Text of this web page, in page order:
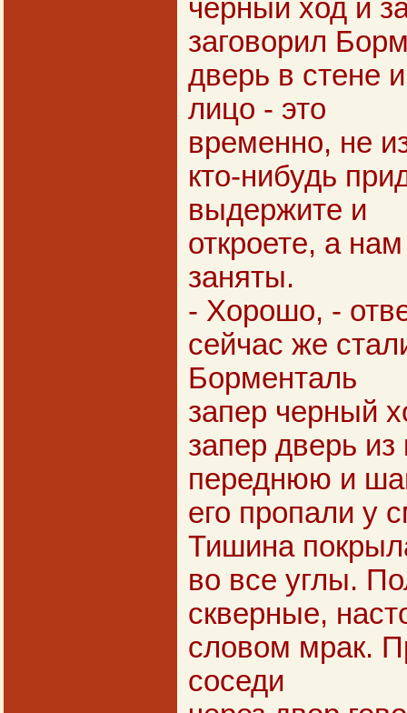
черный ход и
заговорил
дверь в стене
лицо - это
временно, не
кто-нибудь
выдержите и
откроете, а
заняты.
- Хорошо, -
сейчас же
Борменталь
запер черный
запер дверь из
переднюю и
его пропали у
Тишина
во все углы.
скверные,
словом мрак.
соседи